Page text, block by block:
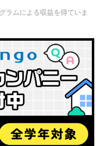
ラムによる収益を得ていま